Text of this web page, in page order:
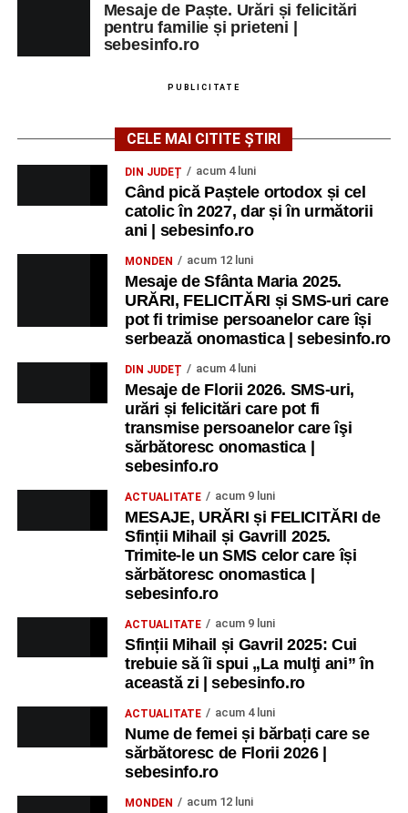
Mesaje de Paște. Urări și felicitări
pentru familie și prieteni |
sebesinfo.ro
PUBLICITATE
CELE MAI CITITE ȘTIRI
DIN JUDEȚ acum 4 luni
Când pică Paștele ortodox și cel
catolic în 2027, dar și în următorii
ani | sebesinfo.ro
MONDEN acum 12 luni
Mesaje de Sfânta Maria 2025.
URĂRI, FELICITĂRI și SMS-uri care
pot fi trimise persoanelor care își
serbează onomastica | sebesinfo.ro
DIN JUDEȚ acum 4 luni
Mesaje de Florii 2026. SMS-uri,
urări și felicitări care pot fi
transmise persoanelor care îşi
sărbătoresc onomastica |
sebesinfo.ro
ACTUALITATE acum 9 luni
MESAJE, URĂRI și FELICITĂRI de
Sfinții Mihail și Gavrill 2025.
Trimite-le un SMS celor care își
sărbătoresc onomastica |
sebesinfo.ro
ACTUALITATE acum 9 luni
Sfinții Mihail și Gavril 2025: Cui
trebuie să îi spui „La mulţi ani” în
această zi | sebesinfo.ro
ACTUALITATE acum 4 luni
Nume de femei și bărbați care se
sărbătoresc de Florii 2026 |
sebesinfo.ro
MONDEN acum 12 luni